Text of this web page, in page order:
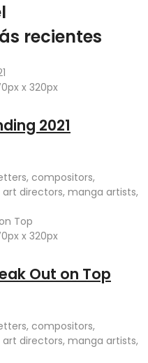
recientes
x 320px
2021
compositors,
directors, manga artists,
x 320px
Out on Top
compositors,
directors, manga artists,